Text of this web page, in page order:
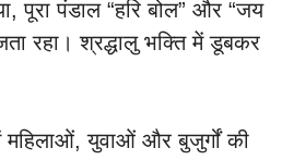
पूरा पंडाल “हरि बोल” और “जय
रहा। श्रद्धालु भक्ति में डूबकर
महिलाओं, युवाओं और बुजुर्गों की